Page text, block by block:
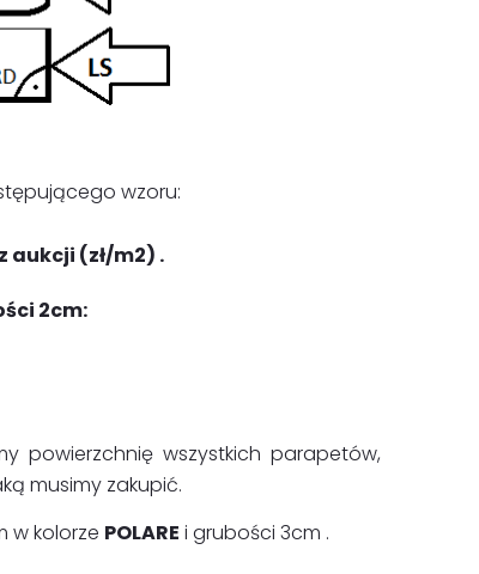
wzoru:
aukcji (zł/m2) .
2cm:
powierzchnię wszystkich parapetów,
musimy zakupić.
w kolorze POLARE i grubości 3cm .